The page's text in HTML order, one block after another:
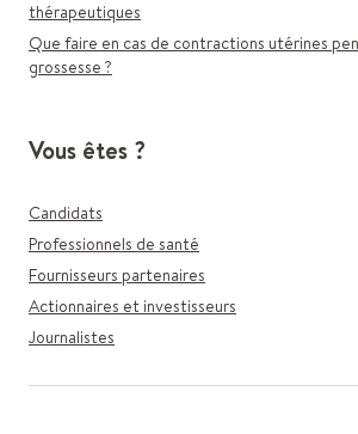
thérapeutiques
Que faire en cas de contractions utérines
grossesse ?
Vous êtes ?
Candidats
Professionnels de santé
Fournisseurs partenaires
Actionnaires et investisseurs
Journalistes